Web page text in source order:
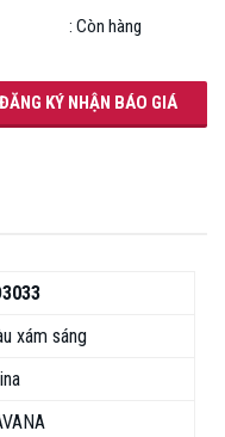
: Còn hàng
ĐĂNG KÝ NHẬN BÁO GIÁ
xám sáng